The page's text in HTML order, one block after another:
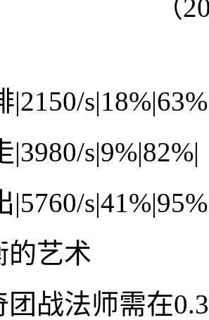
|2150/
|3980/s|9%|82%|
|5760/
的艺术
团战法师需在